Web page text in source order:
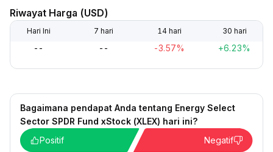
Riwayat Harga (USD)
Hari Ini 7 hari 14 hari 30 hari
-- -- -3.57% +6.23%
Bagaimana pendapat Anda tentang Energy Select
Sector SPDR Fund xStock (XLEX) hari ini?
Positif
Negatif